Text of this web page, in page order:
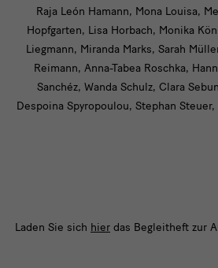
Raja León Hamann, Mona Louisa,
Hopfgarten, Lisa Horbach, Monika
Liegmann, Miranda Marks, Sarah
Reimann, Anna-Tabea Roschka,
Sanchéz, Wanda Schulz, Clara
Despoina Spyropoulou, Stephan
Download
Laden Sie sich hier das Begleitheft zur